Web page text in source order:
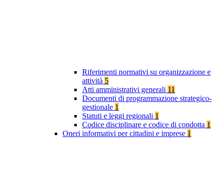
Riferimenti normativi su organizzazione e
attività 5
Atti amministrativi generali 11
Documenti di programmazione strategico-
gestionale 1
Statuti e leggi regionali 1
Codice disciplinare e codice di condotta 1
Oneri informativi per cittadini e imprese 1